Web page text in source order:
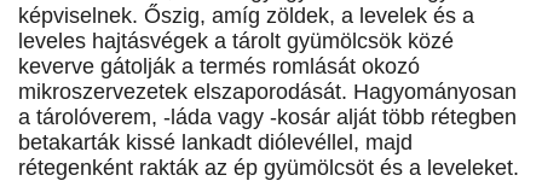
képviselnek. Őszig, amíg zöldek, a levelek és a
leveles hajtásvégek a tárolt gyümölcsök közé
keverve gátolják a termés romlását okozó
mikroszervezetek elszaporodását. Hagyományosan
a tárolóverem, -láda vagy -kosár alját több rétegben
betakarták kissé lankadt diólevéllel, majd
rétegenként rakták az ép gyümölcsöt és a leveleket.